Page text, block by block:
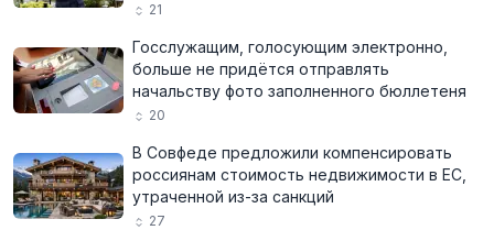
21
Госслужащим, голосующим электронно,
больше не придётся отправлять
начальству фото заполненного бюллетеня
20
В Совфеде предложили компенсировать
россиянам стоимость недвижимости в ЕС,
утраченной из-за санкций
27